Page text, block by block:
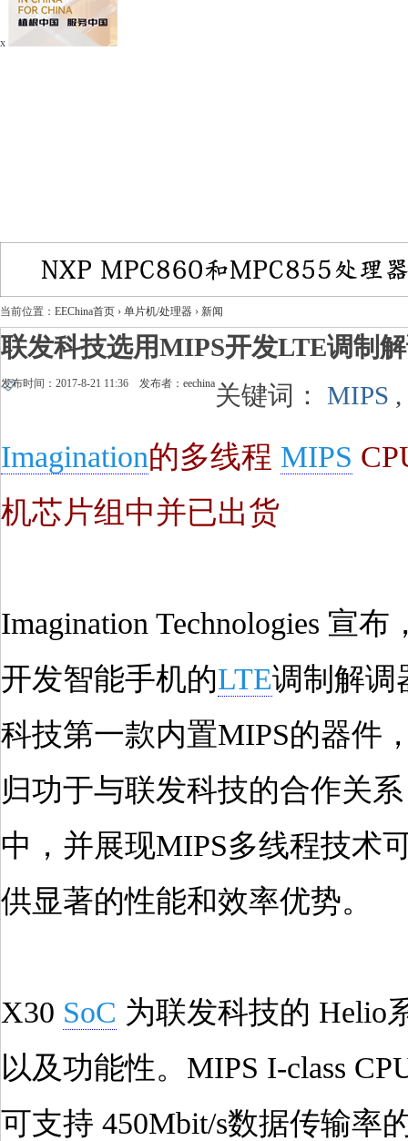
x
当前位置： EEChina首页 › 单片机/处理器 › 新闻
联发科技选用MIPS开发LTE调制
发布时间：2017-8-21 11:36 发布者： eechina关键词： MIPS ,
Imagination的多线程 MIPS
机芯片组中并已出货
Imagination Technologies 宣
开发智能手机的LTE调制解调
科技第一款内置MIPS的器件
归功于与联发科技的合作关
中，并展现MIPS多线程技术
供显著的性能和效率优势。
X30 SoC 为联发科技的 Helio
以及功能性。MIPS I-class
可支持 450Mbit/s数据传输率